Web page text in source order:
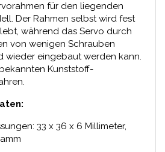
für den liegenden
Der Rahmen selbst wird fest
während das Servo durch
von wenigen Schrauben
wieder eingebaut werden kann.
Kunststoff-
33 x 36 x 6 Millimeter,